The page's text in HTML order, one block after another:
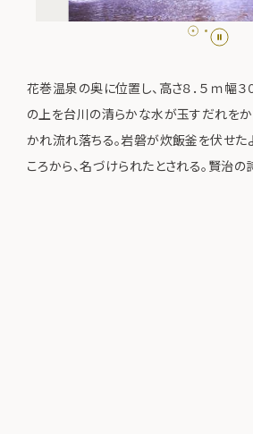
花巻温泉の奥に位置し、高さ８．５ｍ幅
の上を台川の清らかな水が玉すだれを
かれ流れ落ちる。岩磐が炊飯釜を伏せた
ころから、名づけられたとされる。賢治の